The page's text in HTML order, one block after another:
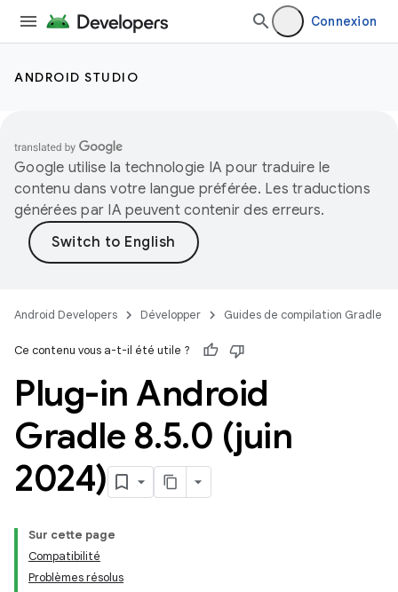
Connexion
ANDROID STUDIO
Google utilise la technologie IA pour traduire le
contenu dans votre langue préférée. Les traductions
générées par IA peuvent contenir des erreurs.
Android Developers Développer Guides de compilation Gradle
Ce contenu vous a-t-il été utile ?
Plug-in Android
Gradle 8.5.0 (juin
2024)
Sur cette page
Compatibilité
Problèmes résolus